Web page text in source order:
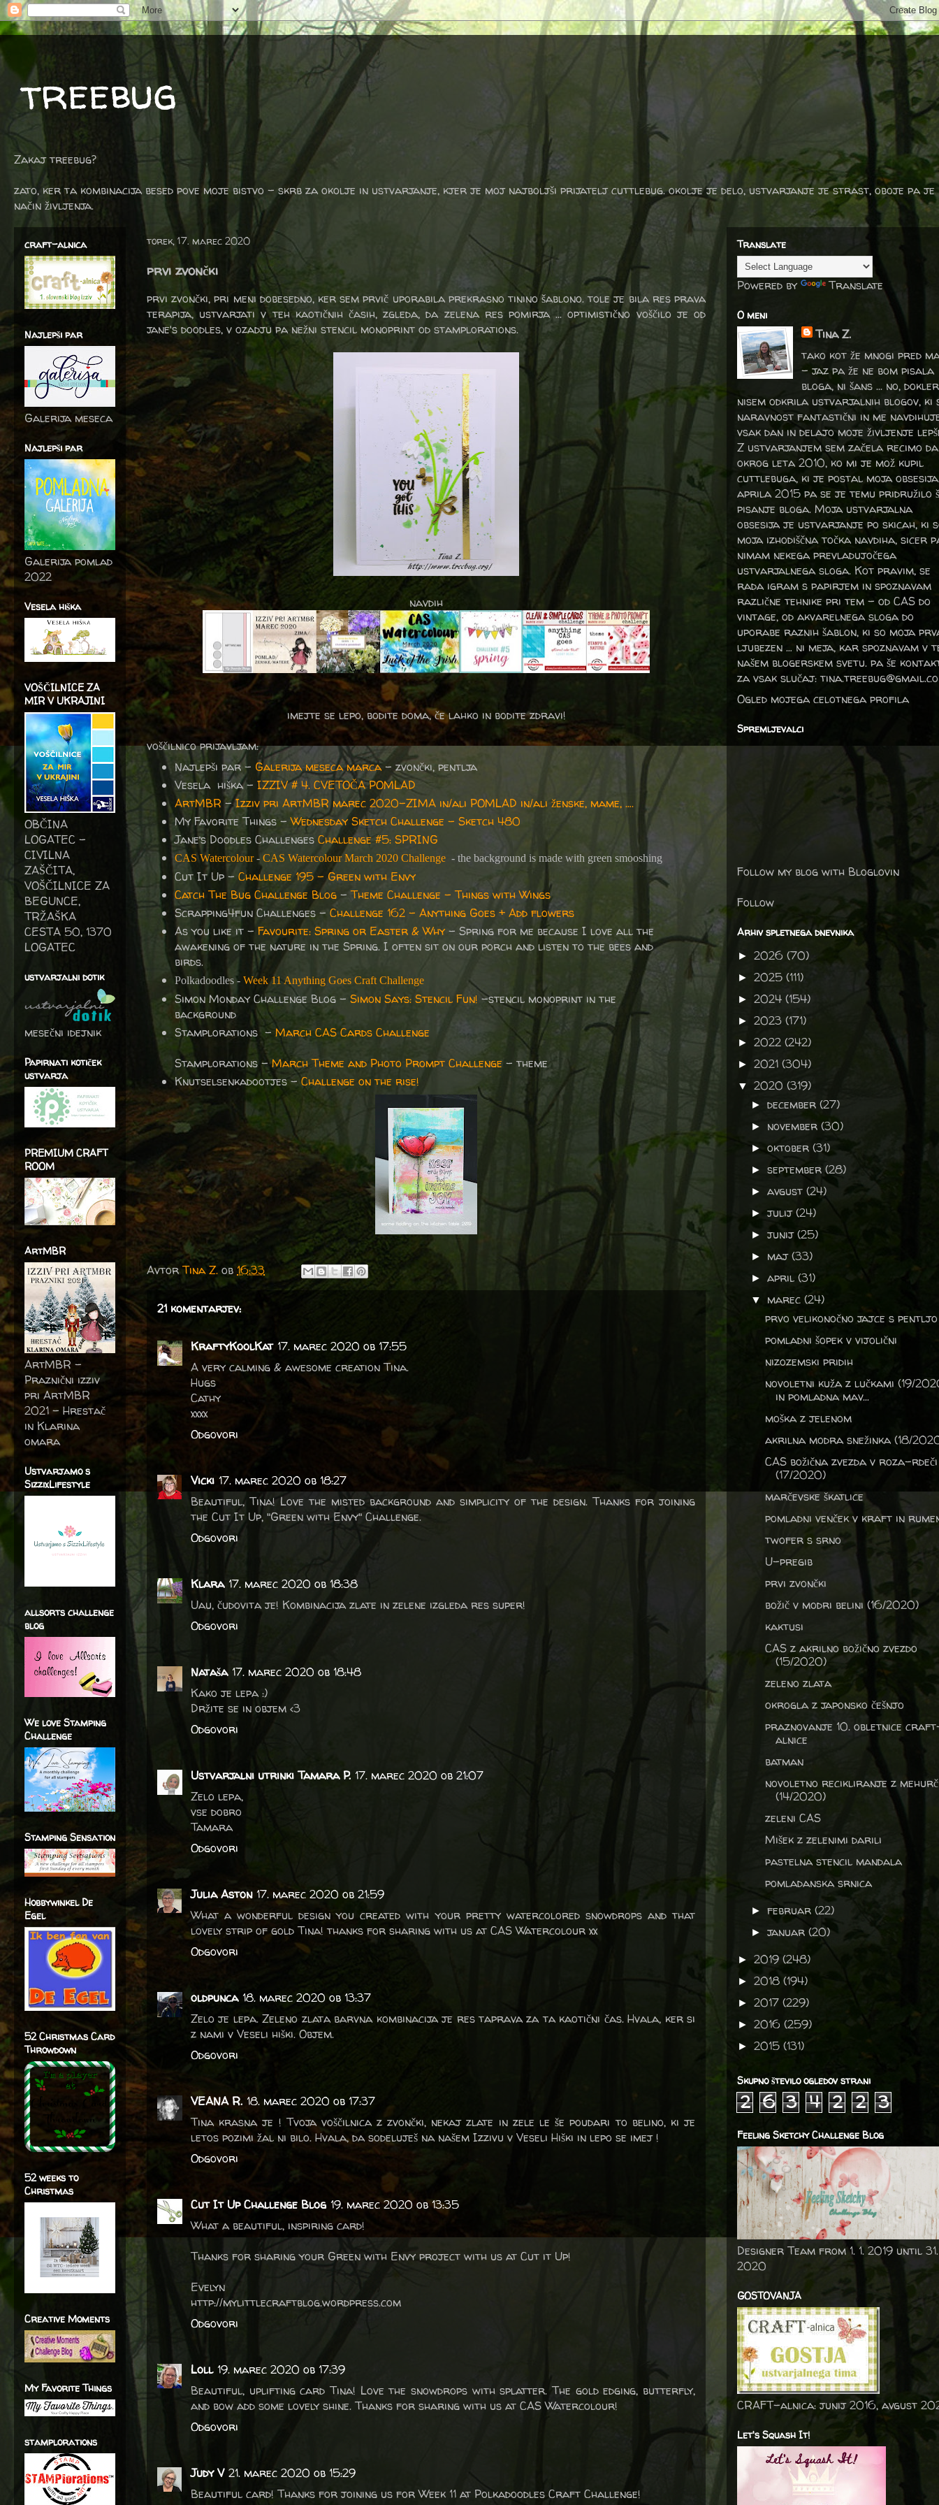
treebug
Zakaj treebug?
zato, ker ta kombinacija besed pove moje bistvo - skrb za okolje in ustvarjanje, kjer je moj najboljši prijatelj cuttlebug. okolje je delo, ustvarjanje je strast, oboje pa je
način življenja.
torek, 17. marec 2020
prvi zvončki
prvi zvončki, pri meni dobesedno, ker sem prvič uporabila prekrasno tinino šablono. tole je bila res prava
terapija, ustvarjati v teh kaotičnih časih, zgleda, da zelena res pomirja ... optimistično voščilo je od
jane's doodles, v ozadju pa nežni stencil monoprint od stamplorations.
navdih
imejte se lepo, bodite doma, če lahko in bodite zdravi!
voščilnico prijavljam:
Najlepši par - Galerija meseca marca- zvončki, pentlja
Vesela hiška - IZZIV # 4. CVETOČA POMLAD
ArtMBR -Izziv pri ArtMBR marec 2020-ZIMA in/ali POMLAD in/ali ženske, mame, ….
My Favorite Things -Wednesday Sketch Challenge - Sketch 480
Jane’s Doodles Challenges Challenge #5: SPRING
CAS Watercolour- CAS Watercolour March 2020 Challenge - the background is made with green smooshing
Cut It Up - Challenge 195 - Green with Envy
Catch The Bug Challenge Blog -Theme Challenge – Things with Wings
Scrapping4fun Challenges - Challenge 162 - Anything Goes + Add flowers
As you like it - Favourite: Spring or Easter & Why- Spring for me because I love all the
awakening of the nature in the Spring. I often sit on our porch and listen to the bees and
birds.
Polkadoodles - Week 11 Anything Goes Craft Challenge
Simon Monday Challenge Blog - Simon Says: Stencil Fun! -stencil monoprint in the
background
Stamplorations - March CAS Cards Challenge
Stamplorations -March Theme and Photo Prompt Challenge - theme
Knutselsenkadootjes -Challenge on the rise!
AvtorTina Z. ob 16:33
21 komentarjev:
KraftyKoolKat 17. marec 2020 ob 17:55
A very calming & awesome creation Tina.
Hugs
Cathy
xxxx
Odgovori
Vicki 17. marec 2020 ob 18:27
Beautiful, Tina! Love the misted background and simplicity of the design. Thanks for joining
the Cut It Up, "Green with Envy" Challenge.
Odgovori
Klara 17. marec 2020 ob 18:38
Uau, čudovita je! Kombinacija zlate in zelene izgleda res super!
Odgovori
Nataša 17. marec 2020 ob 18:48
Kako je lepa :)
Držite se in objem <3
Odgovori
Ustvarjalni utrinki Tamara P. 17. marec 2020 ob 21:07
Zelo lepa,
vse dobro
Tamara
Odgovori
Julia Aston 17. marec 2020 ob 21:59
What a wonderful design you created with your pretty watercolored snowdrops and that
lovely strip of gold Tina! thanks for sharing with us at CAS Watercolour xx
Odgovori
oldpunca 18. marec 2020 ob 13:37
Zelo je lepa. Zeleno zlata barvna kombinacija je res taprava za ta kaotični čas. Hvala, ker si
z nami v Veseli hiški. Objem.
Odgovori
VEANA R. 18. marec 2020 ob 17:37
Tina krasna je ! Tvoja voščilnica z zvončki, nekaj zlate in zele le še poudari to belino, ki je
letos pozimi žal ni bilo. Hvala, da sodeluješ na našem Izzivu v Veseli Hiški in lepo se imej !
Odgovori
Cut It Up Challenge Blog 19. marec 2020 ob 13:35
What a beautiful, inspiring card!
Thanks for sharing your Green with Envy project with us at Cut it Up!
Evelyn
http://mylittlecraftblog.wordpress.com
Odgovori
Loll 19. marec 2020 ob 17:39
Beautiful, uplifting card Tina! Love the snowdrops with splatter. The gold edging, butterfly,
and bow add some lovely shine. Thanks for sharing with us at CAS Watercolour!
Odgovori
Judy V 21. marec 2020 ob 15:29
Beautiful card! Thanks for joining us for Week 11 at Polkadoodles Craft Challenge!
craft-alnica
Najlepši par
Galerija meseca
Najlepši par
Galerija pomlad
2022
Vesela hiška
VOŠČILNICE ZA
MIR V UKRAJINI
OBČINA
LOGATEC -
CIVILNA
ZAŠČITA,
VOŠČILNICE ZA
BEGUNCE,
TRŽAŠKA
CESTA 50, 1370
LOGATEC
ustvarjalni dotik
mesečni idejnik
Papirnati kotiček
ustvarja
PREMIUM CRAFT
ROOM
ArtMBR
ArtMBR -
Praznični izziv
pri ArtMBR
2021 – Hrestač
in Klarina
omara
Ustvarjamo s
SizzixLifestyle
allsorts challenge
blog
We love Stamping
Challenge
Stamping Sensation
Hobbywinkel De
Egel
52 Christmas Card
Throwdown
52 weeks to
Christmas
Creative Moments
My Favorite Things
stamplorations
Translate
Powered by Translate
O meni
Tina Z.
tako kot že mnogi pred
- jaz pa že ne bom pisala
bloga, ni šans ... no, dokler
nisem odkrila ustvarjalnih blogov, ki
naravnost fantastični in me
vsak dan in delajo moje življenje
Z ustvarjanjem sem začela recimo da
okrog leta 2010, ko mi je mož kupil
cuttlebuga, ki je postal moja
aprila 2015 pa se je temu pridružilo
pisanje bloga. Moja ustvarjalna
obsesija je ustvarjanje po skicah, ki
moja izhodiščna točka navdiha, sicer
nimam nekega prevladujočega
ustvarjalnega sloga. Kot pravim, se
rada igram s papirjem in spoznavam
različne tehnike pri tem – od CAS do
vintage, od akvarelnega sloga do
uporabe raznih šablon, ki so moja
ljubezen … ni meja, kar spoznavam v
našem blogerskem svetu. pa še
za vsak slučaj:
Ogled mojega celotnega profila
Spremljevalci
Follow my blog with Bloglovin
Follow
Arhiv spletnega dnevnika
► 2026 (70)
► 2025 (111)
► 2024 (154)
► 2023 (171)
► 2022 (242)
► 2021 (304)
▼ 2020 (319)
►december(27)
► november(30)
►oktober(31)
►september(28)
►avgust(24)
►julij(24)
►junij(25)
► maj(33)
►april(31)
▼ marec(24)
prvo velikonočno jajce s pentljo
pomladni šopek v vijolični
nizozemski pridih
novoletni kuža z lučkami (19/
in pomladna mav...
moška z jelenom
akrilna modra snežinka (18/
CAS božična zvezda v roza-rdeči
(17/2020)
marčevske škatlice
pomladni venček v kraft in
twofer s srno
U-pregib
prvi zvončki
božič v modri belini (16/2020)
kaktusi
CAS z akrilno božično zvezdo
(15/2020)
zeleno zlata
okrogla z japonsko češnjo
praznovanje 10. obletnice
alnice
batman
novoletno recikliranje z
(14/2020)
zeleni CAS
Mišek z zelenimi darili
pastelna stencil mandala
pomladanska srnica
►februar(22)
►januar(20)
► 2019 (248)
► 2018 (194)
► 2017 (229)
► 2016 (259)
► 2015 (131)
Skupno število ogledov strani
2 6 3 4 2 2 3
Feeling Sketchy Challenge Blog
Designer Team from 1. 1. 2019 until
2020
GOSTOVANJA
CRAFT-alnica: junij 2016, avgust
Let's Squash It!